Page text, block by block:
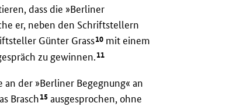
dass die »Berliner
er, neben den Schriftstellern
Günter Grass10 mit einem
zu gewinnen.11
der »Berliner Begegnung« an
Brasch15 ausgesprochen, ohne